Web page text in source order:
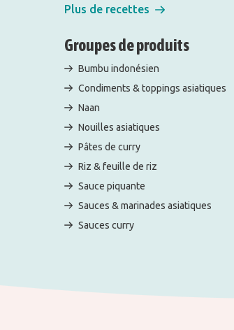
Plus de recettes
Groupes de produits
Bumbu indonésien
Condiments & toppings asiatiques
Naan
Nouilles asiatiques
Pâtes de curry
Riz & feuille de riz
Sauce piquante
Sauces & marinades asiatiques
Sauces curry